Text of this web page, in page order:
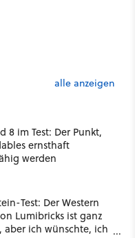
alle anzeigen
8 im Test: Der Punkt,
ernsthaft
werden
Test: Der Western
Lumibricks ist ganz
aber ich wünschte, ich